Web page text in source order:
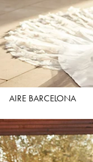
AIRE BARCELONA